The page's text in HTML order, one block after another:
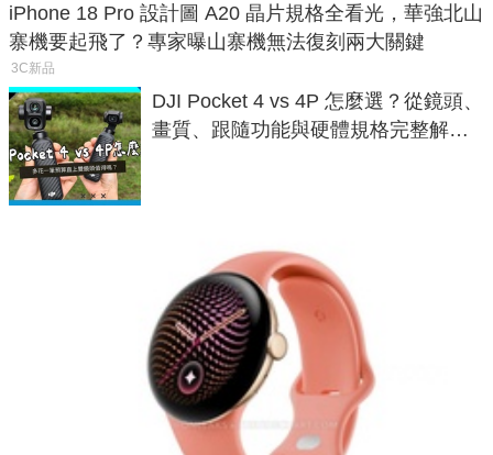
iPhone 18 Pro 設計圖 A20 晶片規格全看光，華強北山
寨機要起飛了？專家曝山寨機無法復刻兩大關鍵
3C新品
DJI Pocket 4 vs 4P 怎麼選？從鏡頭、
畫質、跟隨功能與硬體規格完整解